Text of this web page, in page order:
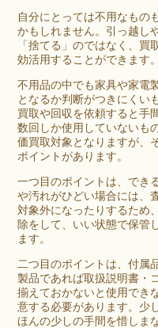
自分にとっては不用なもの
かもしれません。 引っ越し
「捨てる」のではなく、
効活用することができます。
不用品の中でも家具や家電
となるか判断がつきにくい
買取や回収を依頼すると手
数回しか使用していないも
価買取対象となりますが、
ポイントがあります。
一つ目のポイントは、でき
や汚れがひどい場合には、
対象外になったりするため
除をして、いい状態で保管
ます。
二つ目のポイントは、付属
製品であれば取扱説明書・
揃えておかないと使用でき
意する必要があります。少
ほんの少しの手間を惜しま